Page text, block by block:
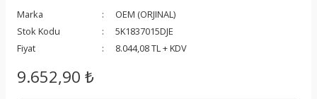
Marka
OEM (ORJINAL)
Stok Kodu
5K1837015DJE
Fiyat
8.044,08 TL + KDV
9.652,90 ₺